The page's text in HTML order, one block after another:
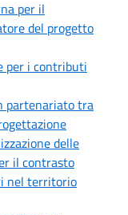
per il
del progetto
per i contributi
partenariato tra
delle
il contrasto
nel territorio